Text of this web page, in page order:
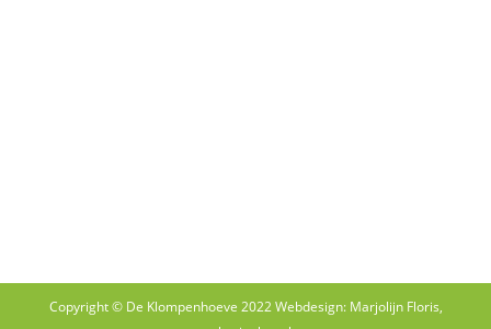
Copyright © De Klompenhoeve 2022 Webdesign: Marjolijn Floris,